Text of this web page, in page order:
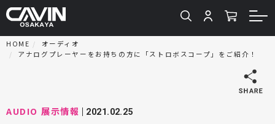
HOME
オーディオ
アナログプレーヤーをお持ちの方に「ストロボスコープ」をご紹介！
AUDIO 展示情報 2021.02.25